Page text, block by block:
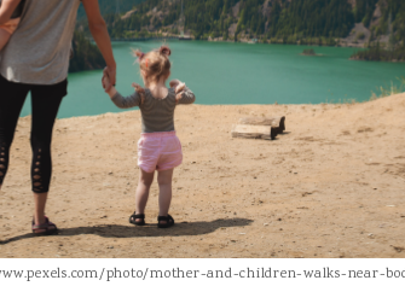
photo/mother-and-children-walks-near-